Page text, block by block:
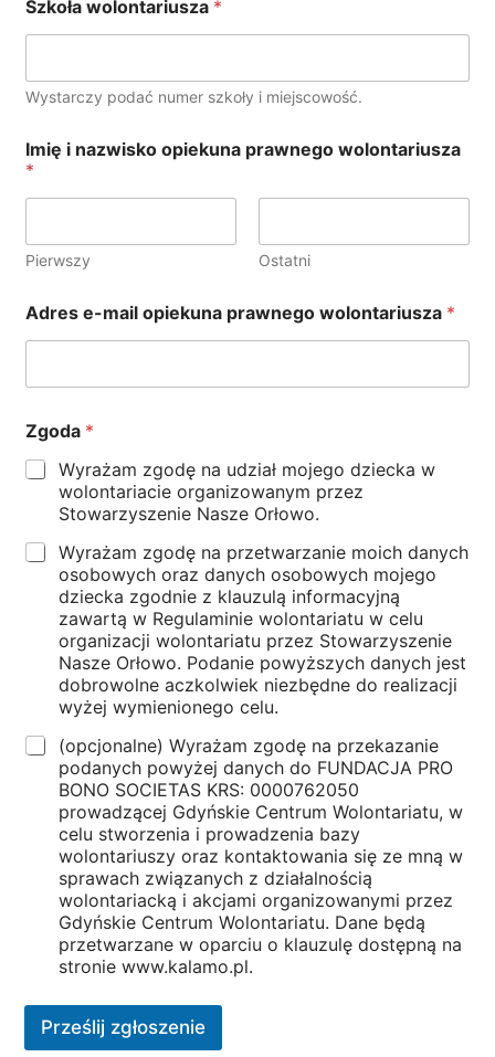
Szkoła wolontariusza *
Wystarczy podać numer szkoły i miejscowość.
Imię i nazwisko opiekuna prawnego wolontariusza
*
Pierwszy Ostatni
Adres e-mail opiekuna prawnego wolontariusza *
Zgoda *
Wyrażam zgodę na udział mojego dziecka w
wolontariacie organizowanym przez
Stowarzyszenie Nasze Orłowo.
Wyrażam zgodę na przetwarzanie moich danych
osobowych oraz danych osobowych mojego
dziecka zgodnie z klauzulą informacyjną
zawartą w Regulaminie wolontariatu w celu
organizacji wolontariatu przez Stowarzyszenie
Nasze Orłowo. Podanie powyższych danych jest
dobrowolne aczkolwiek niezbędne do realizacji
wyżej wymienionego celu.
(opcjonalne) Wyrażam zgodę na przekazanie
podanych powyżej danych do FUNDACJA PRO
BONO SOCIETAS KRS: 0000762050
prowadzącej Gdyńskie Centrum Wolontariatu, w
celu stworzenia i prowadzenia bazy
wolontariuszy oraz kontaktowania się ze mną w
sprawach związanych z działalnością
wolontariacką i akcjami organizowanymi przez
Gdyńskie Centrum Wolontariatu. Dane będą
przetwarzane w oparciu o klauzulę dostępną na
stronie www.kalamo.pl.
Prześlij zgłoszenie